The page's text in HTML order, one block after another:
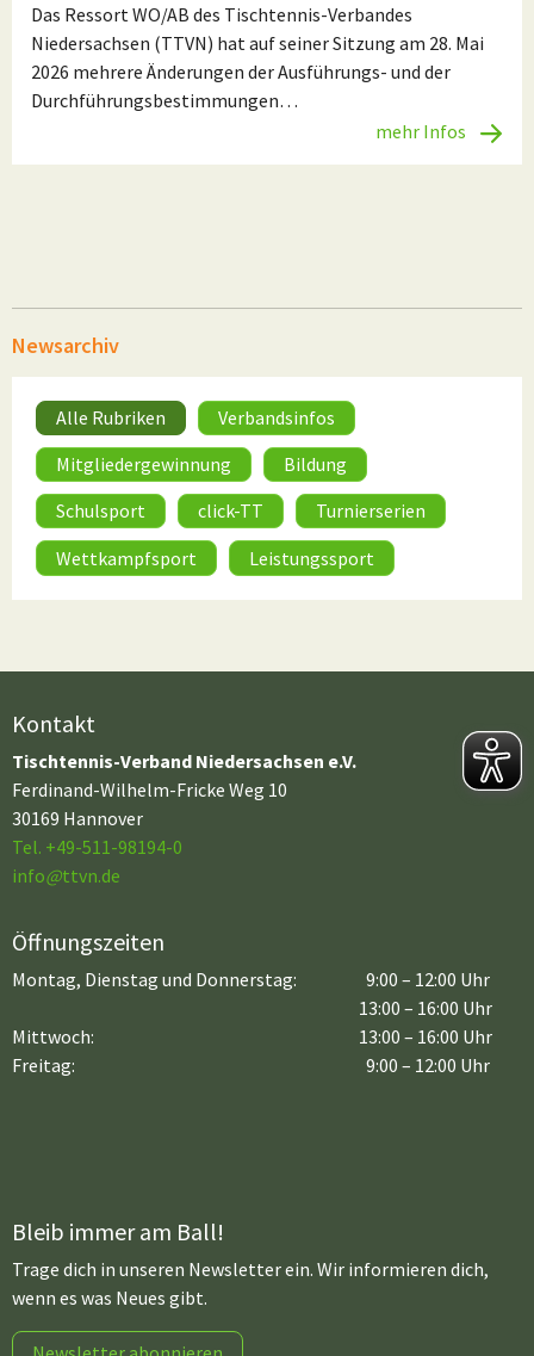
Das Ressort WO/AB des Tischtennis-Verbandes
Niedersachsen (TTVN) hat auf seiner Sitzung am 28. Mai
2026 mehrere Änderungen der Ausführungs- und der
Durchführungsbestimmungen…
mehr Infos
Newsarchiv
Alle Rubriken
Verbandsinfos
Mitgliedergewinnung
Bildung
Schulsport
click-TT
Turnierserien
Wettkampfsport
Leistungssport
Kontakt
Tischtennis-Verband Niedersachsen e.V.
Ferdinand-Wilhelm-Fricke Weg 10
30169 Hannover
Tel. +49-511-98194-0
info@ttvn.de
Öffnungszeiten
Montag, Dienstag und Donnerstag:
9:00 – 12:00 Uhr
13:00 – 16:00 Uhr
Mittwoch:
Freitag:
13:00 – 16:00 Uhr
9:00 – 12:00 Uhr
Bleib immer am Ball!
Trage dich in unseren Newsletter ein. Wir informieren dich,
wenn es was Neues gibt.